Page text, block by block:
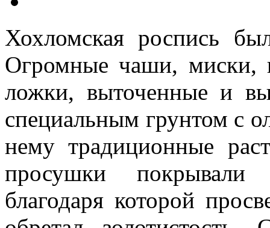
Хохломская роспись
Огромные чаши, миски,
ложки, выточенные и
специальным грунтом с
нему традиционные
просушки
благодаря которой